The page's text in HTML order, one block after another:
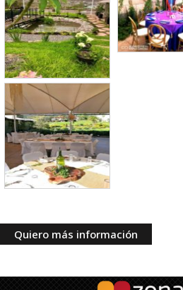
Quiero más información